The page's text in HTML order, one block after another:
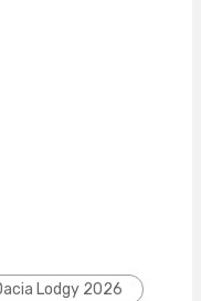
Lodgy 2026